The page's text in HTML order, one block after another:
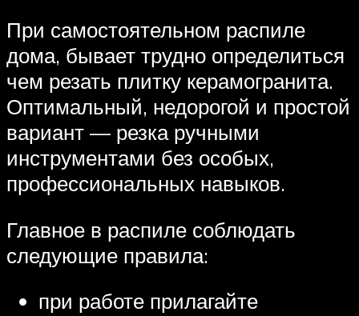
При самостоятельном распиле
дома, бывает трудно определиться
чем резать плитку керамогранита.
Оптимальный, недорогой и простой
вариант — резка ручными
инструментами без особых,
профессиональных навыков.
Главное в распиле соблюдать
следующие правила:
при работе прилагайте